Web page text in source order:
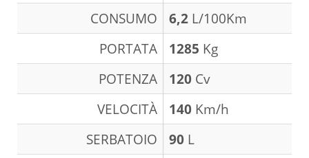
CONSUMO
6,2 L/100Km
PORTATA
1285 Kg
POTENZA
120 Cv
VELOCITÀ
140 Km/h
SERBATOIO
90 L